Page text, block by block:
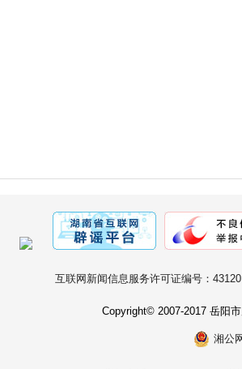
互联网新闻信息服务许可证编号：
Copyright© 2007-2017 岳阳
湘公